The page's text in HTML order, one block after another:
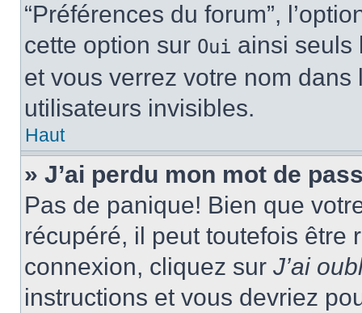
“Préférences du forum”,
cette option sur Oui ainsi seuls
et vous verrez votre nom
utilisateurs invisibles.
Haut
» J’ai perdu mon mot de
Pas de panique! Bien que
récupéré, il peut toutefois être
connexion, cliquez sur J’ai
instructions et vous devriez